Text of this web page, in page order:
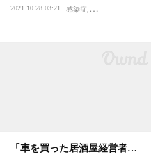
2021.10.28 03:21 感染症 パンデミック
「車を買った居酒屋経営者…